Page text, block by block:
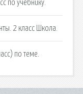
по учебнику.
2 класс Школа.
по теме.